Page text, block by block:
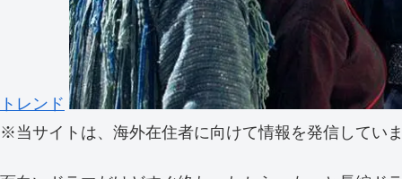
トレンド
※当サイトは、海外在住者に向けて情報を発信してい